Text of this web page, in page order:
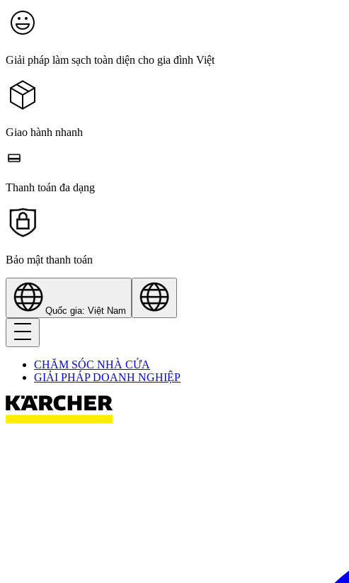
Giải pháp làm sạch toàn diện cho gia đình Việt
Giao hành nhanh
Thanh toán đa dạng
Bảo mật thanh toán
Quốc gia: Việt Nam
CHĂM SÓC NHÀ CỬA
GIẢI PHÁP DOANH NGHIỆP